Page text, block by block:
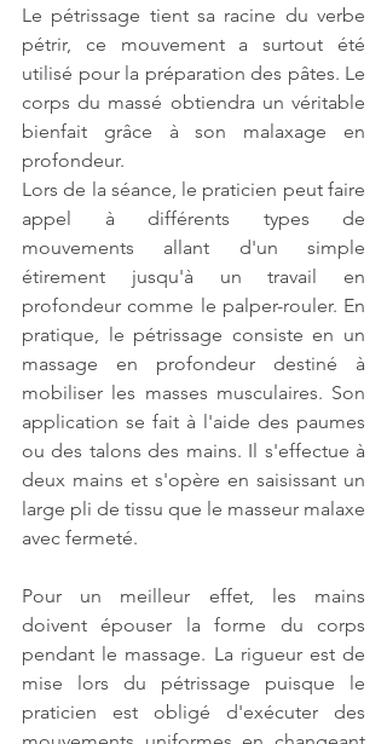
Le pétrissage tient sa racine du verbe
pétrir, ce mouvement a surtout été
utilisé pour la préparation des pâtes. Le
corps du massé obtiendra un véritable
bienfait grâce à son malaxage en
profondeur.
Lors de la séance, le praticien peut faire
appel à différents types de
mouvements allant d'un simple
étirement jusqu'à un travail en
profondeur comme le palper-rouler. En
pratique, le pétrissage consiste en un
massage en profondeur destiné à
mobiliser les masses musculaires. Son
application se fait à l'aide des paumes
ou des talons des mains. Il s'effectue à
deux mains et s'opère en saisissant un
large pli de tissu que le masseur malaxe
avec fermeté.
Pour un meilleur effet, les mains
doivent épouser la forme du corps
pendant le massage. La rigueur est de
mise lors du pétrissage puisque le
praticien est obligé d'exécuter des